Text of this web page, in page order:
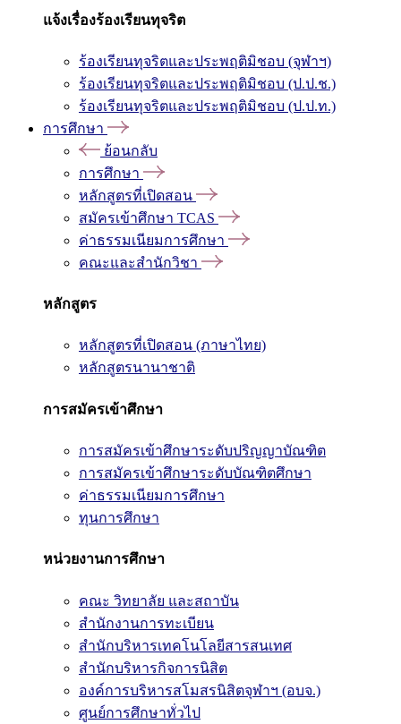
แจ้งเรื่องร้องเรียนทุจริต
ร้องเรียนทุจริตและประพฤติมิชอบ (จุฬาฯ)
ร้องเรียนทุจริตและประพฤติมิชอบ (ป.ป.ช.)
ร้องเรียนทุจริตและประพฤติมิชอบ (ป.ป.ท.)
การศึกษา
ย้อนกลับ
การศึกษา
หลักสูตรที่เปิดสอน
สมัครเข้าศึกษา TCAS
ค่าธรรมเนียมการศึกษา
คณะและสำนักวิชา
หลักสูตร
หลักสูตรที่เปิดสอน (ภาษาไทย)
หลักสูตรนานาชาติ
การสมัครเข้าศึกษา
การสมัครเข้าศึกษาระดับปริญญาบัณฑิต
การสมัครเข้าศึกษาระดับบัณฑิตศึกษา
ค่าธรรมเนียมการศึกษา
ทุนการศึกษา
หน่วยงานการศึกษา
คณะ วิทยาลัย และสถาบัน
สำนักงานการทะเบียน
สำนักบริหารเทคโนโลยีสารสนเทศ
สำนักบริหารกิจการนิสิต
องค์การบริหารสโมสรนิสิตจุฬาฯ (อบจ.)
ศูนย์การศึกษาทั่วไป